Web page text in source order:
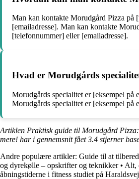
Man kan kontakte Morudgård Pizza på
[emailadresse]. Man kan kontakte
[telefonnummer] eller [emailadresse].
Hvad er Morudgårds
Morudgårds specialitet er [eksempel på
Morudgårds specialitet er [eksempel på
Artiklen Praktisk guide til Morudgård
mere! har i gennemsnit fået3.4 stjerner
Andre populære artikler: Guide til at
og dyrekølle – opskrifter og teknikker• Alt,
åbningstiderne i fitness studiet på